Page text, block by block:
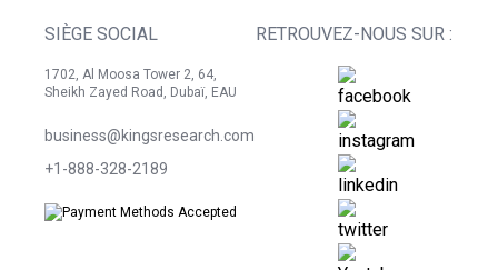
SIÈGE SOCIAL
1702, Al Moosa Tower 2, 64,
Sheikh Zayed Road, Dubaï, EAU
business@kingsresearch.com
+1-888-328-2189
RETROUVEZ-NOUS SUR :